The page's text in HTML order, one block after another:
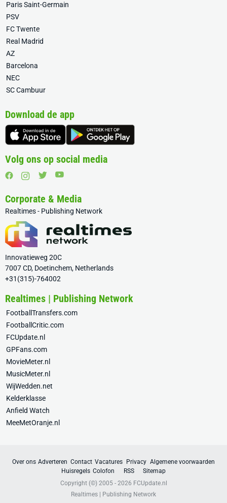
Paris Saint-Germain
PSV
FC Twente
Real Madrid
AZ
Barcelona
NEC
SC Cambuur
Download de app
Volg ons op social media
Corporate & Media
Realtimes - Publishing Network
Innovatieweg 20C
7007 CD, Doetinchem, Netherlands
+31(315)-764002
Realtimes | Publishing Network
FootballTransfers.com
FootballCritic.com
FCUpdate.nl
GPFans.com
MovieMeter.nl
MusicMeter.nl
WijWedden.net
Kelderklasse
Anfield Watch
MeeMetOranje.nl
Over ons Adverteren Contact Vacatures Privacy Algemene voorwaarden
Huisregels Colofon RSS
Sitemap
Copyright (©) 2005 - 2026 FCUpdate.nl
Realtimes | Publishing Network